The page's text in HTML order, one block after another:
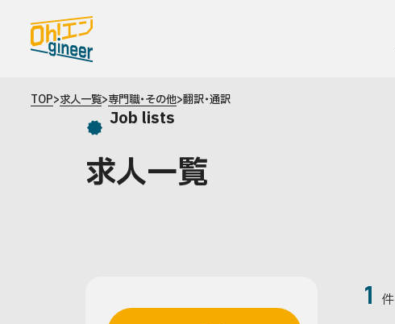
TOPページ
Oh!エンgineerとは
TOP>求人一覧>専門職・その他>翻訳・通訳
Job lists
求人一覧
1 件